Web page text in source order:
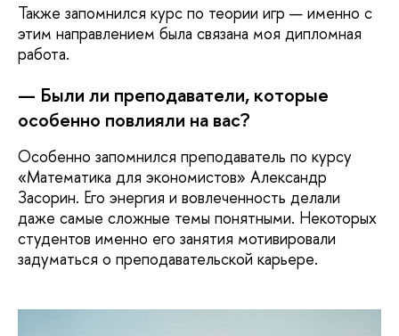
Также запомнился курс по теории игр — именно с
этим направлением была связана моя дипломная
работа.
— Были ли преподаватели, которые
особенно повлияли на вас?
Особенно запомнился преподаватель по курсу
«Математика для экономистов» Александр
Засорин. Его энергия и вовлеченность делали
даже самые сложные темы понятными. Некоторых
студентов именно его занятия мотивировали
задуматься о преподавательской карьере.